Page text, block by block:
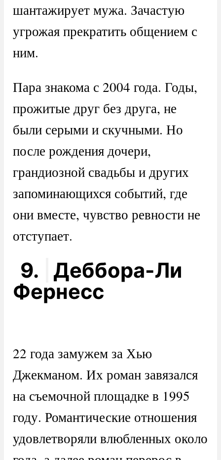
шантажирует мужа. Зачастую
угрожая прекратить общением с
ним.
Пара знакома с 2004 года. Годы,
прожитые друг без друга, не
были серыми и скучными. Но
после рождения дочери,
грандиозной свадьбы и других
запоминающихся событий, где
они вместе, чувство ревности не
отступает.
9.
Деббора-Ли
Фернесс
22 года замужем за Хью
Джекманом. Их роман завязался
на съемочной площадке в 1995
году. Романтические отношения
удовлетворяли влюбленных около